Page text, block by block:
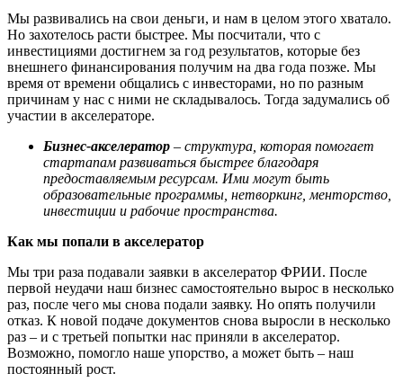
Мы развивались на свои деньги, и нам в целом этого хватало.
Но захотелось расти быстрее. Мы посчитали, что с
инвестициями достигнем за год результатов, которые без
внешнего финансирования получим на два года позже. Мы
время от времени общались с инвесторами, но по разным
причинам у нас с ними не складывалось. Тогда задумались об
участии в акселераторе.
Бизнес-акселератор – структура , которая помогает
стартапам развиваться быстрее благодаря
предоставляемым ресурсам. Ими могут быть
образовательные программы, нетворкинг, менторство,
инвестиции и рабочие пространства.
Как мы попали в акселератор
Мы три раза подавали заявки в акселератор ФРИИ. После
первой неудачи наш бизнес самостоятельно вырос в несколько
раз, после чего мы снова подали заявку. Но опять получили
отказ. К новой подаче документов снова выросли в несколько
раз – и с третьей попытки нас приняли в акселератор.
Возможно, помогло наше упорство, а может быть – наш
постоянный рост.